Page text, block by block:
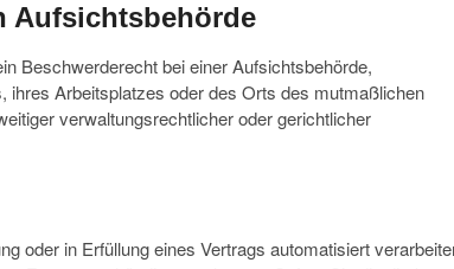
Aufsichtsbehörde
Beschwerderecht bei einer Aufsichtsbehörde,
ihres Arbeitsplatzes oder des Orts des mutmaßlichen
verwaltungsrechtlicher oder gerichtlicher
oder in Erfüllung eines Vertrags automatisiert